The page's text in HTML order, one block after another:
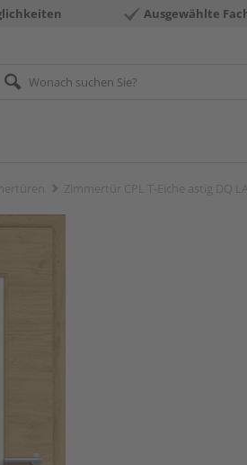
Ausgewählte